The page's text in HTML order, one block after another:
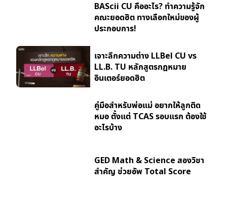
BAScii CU คืออะไร? ทำความรู้จัก
คณะยอดฮิต ทางเลือกใหม่ของผู้
ประกอบการ!
เจาะลึกความต่าง LLBel CU vs
LL.B. TU หลักสูตรกฎหมาย
อินเตอร์ยอดฮิต
คู่มือสำหรับพ่อแม่ อยากให้ลูกติด
หมอ ตั้งแต่ TCAS รอบแรก ต้องใช้
อะไรบ้าง
GED Math & Science สองวิชา
สำคัญ ช่วยอัพ Total Score